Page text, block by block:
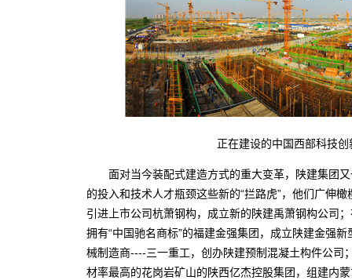
正在建设的中国西部科技创
面对当今装配式建造方式的重大变革，陕建集团又
的投入和技术人才瓶颈这些新的“拦路虎”，他们广伸
引进上市公司杭萧钢构，成立新的陕建禹萧钢构公司
拥有“中国驰名商标”的福建金强集团，成立陕建金强
械制造商----三一重工，创办陕建预制混凝土构件公司
材率最高的花岗岩矿山的陕西亿杰控股集团，组建内